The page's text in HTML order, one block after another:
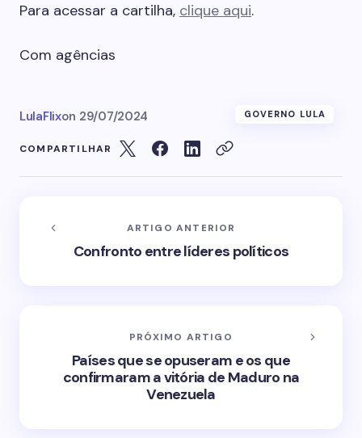
Para acessar a cartilha, clique aqui.
Com agências
LulaFlixon 29/07/2024 GOVERNO LULA
COMPARTILHAR
ARTIGO ANTERIOR
Confronto entre líderes políticos
PRÓXIMO ARTIGO
Países que se opuseram e os que
confirmaram a vitória de Maduro na
Venezuela